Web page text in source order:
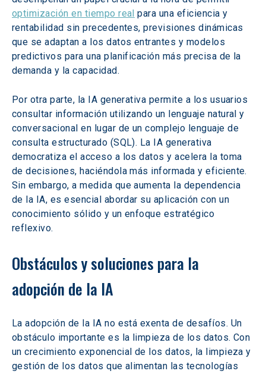
optimización en tiempo real para una eficiencia y
rentabilidad sin precedentes, previsiones dinámicas
que se adaptan a los datos entrantes y modelos
predictivos para una planificación más precisa de la
demanda y la capacidad.
Por otra parte, la IA generativa permite a los usuarios
consultar información utilizando un lenguaje natural y
conversacional en lugar de un complejo lenguaje de
consulta estructurado (SQL). La IA generativa
democratiza el acceso a los datos y acelera la toma
de decisiones, haciéndola más informada y eficiente.
Sin embargo, a medida que aumenta la dependencia
de la IA, es esencial abordar su aplicación con un
conocimiento sólido y un enfoque estratégico
reflexivo.
Obstáculos y soluciones para la
adopción de la IA
La adopción de la IA no está exenta de desafíos. Un
obstáculo importante es la limpieza de los datos. Con
un crecimiento exponencial de los datos, la limpieza y
gestión de los datos que alimentan las tecnologías